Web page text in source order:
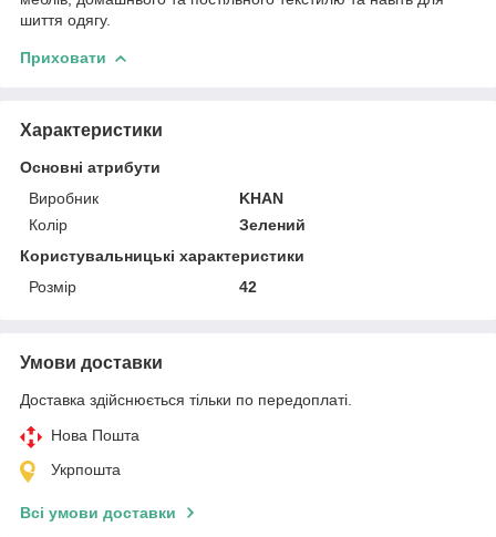
шиття одягу.
Приховати
Характеристики
Основні атрибути
Виробник
KHAN
Колір
Зелений
Користувальницькі характеристики
Розмір
42
Умови доставки
Доставка здійснюється тільки по передоплаті.
Нова Пошта
Укрпошта
Всі умови доставки